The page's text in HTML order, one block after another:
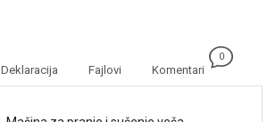
Deklaracija Fajlovi Komentari
0